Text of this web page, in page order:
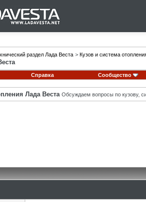
раздел Лада Веста > Кузов и система
Справка Сообщество
Лада Веста Обсуждаем вопросы по кузову,